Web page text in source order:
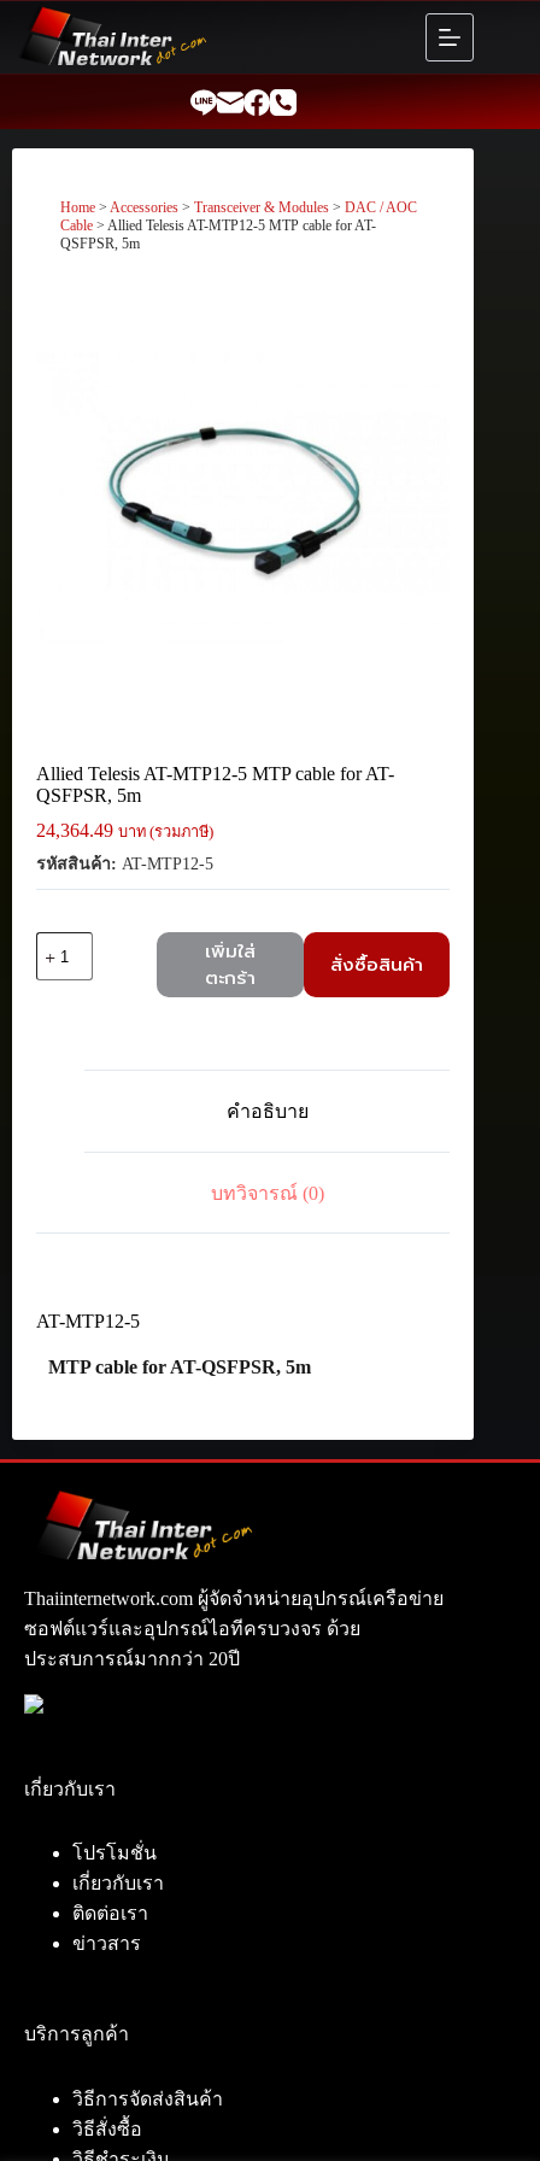
content
Home > Accessories > Transceiver & Modules > DAC / AOC
Cable > Allied Telesis AT-MTP12-5 MTP cable for AT-
QSFPSR, 5m
Allied Telesis AT-MTP12-5 MTP cable for AT-
QSFPSR, 5m
24,364.49 บาท (รวมภาษี)
รหัสสินค้า: AT-MTP12-5
Allied
QSFPSR,
เพิ่มใส่
ตะกร้า
สั่งซื้อสินค้า
คำอธิบาย
บทวิจารณ์ (0)
AT-MTP12-5
MTP cable for AT-QSFPSR, 5m
Thaiinternetwork.com ผู้จัดจำหน่ายอุปกรณ์เครือข่าย
ซอฟต์แวร์และอุปกรณ์ไอทีครบวงจร ด้วย
ประสบการณ์มากกว่า 20ปี
เกี่ยวกับเรา
โปรโมชั่น
เกี่ยวกับเรา
ติดต่อเรา
ข่าวสาร
บริการลูกค้า
วิธีการจัดส่งสินค้า
วิธีสั่งซื้อ